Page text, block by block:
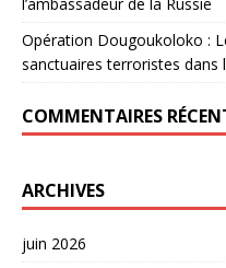
l’ambassadeur de la Russie
Opération Dougoukoloko :
sanctuaires terroristes dans
COMMENTAIRES
ARCHIVES
juin 2026